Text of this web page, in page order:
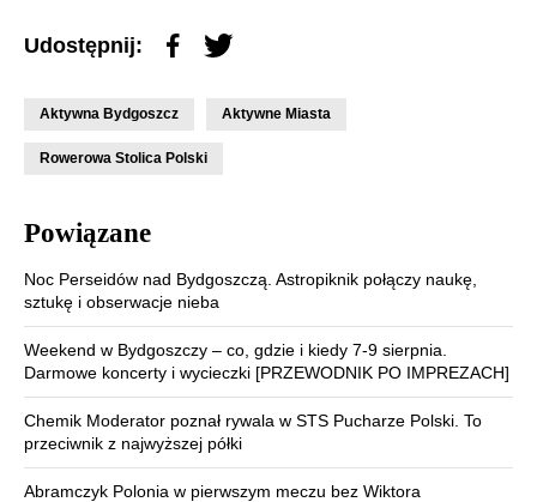
Udostępnij:
Aktywna Bydgoszcz Aktywne Miasta
Rowerowa Stolica Polski
Powiązane
Noc Perseidów nad Bydgoszczą. Astropiknik połączy naukę,
sztukę i obserwacje nieba
Weekend w Bydgoszczy – co, gdzie i kiedy 7-9 sierpnia.
Darmowe koncerty i wycieczki [PRZEWODNIK PO IMPREZACH]
Chemik Moderator poznał rywala w STS Pucharze Polski. To
przeciwnik z najwyższej półki
Abramczyk Polonia w pierwszym meczu bez Wiktora